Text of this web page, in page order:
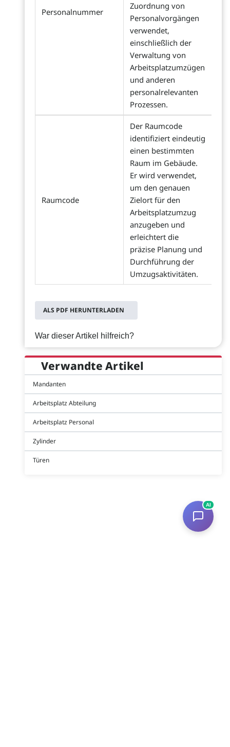
Personalnummer
Zuordnung von
Personalvorgängen
verwendet,
einschließlich der
Verwaltung von
Arbeitsplatzumzügen
und anderen
personalrelevanten
Prozessen.
Raumcode
Der Raumcode
identifiziert eindeutig
einen bestimmten
Raum im Gebäude.
Er wird verwendet,
um den genauen
Zielort für den
Arbeitsplatzumzug
anzugeben und
erleichtert die
präzise Planung und
Durchführung der
Umzugsaktivitäten.
ALS PDF HERUNTERLADEN
War dieser Artikel hilfreich?
Verwandte Artikel
Mandanten
Arbeitsplatz Abteilung
Arbeitsplatz Personal
Zylinder
Türen
AI